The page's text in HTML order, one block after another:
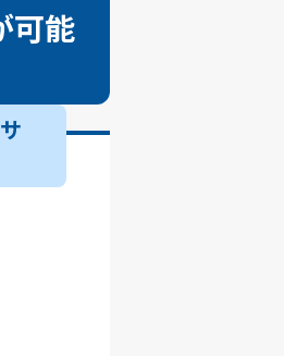
可能